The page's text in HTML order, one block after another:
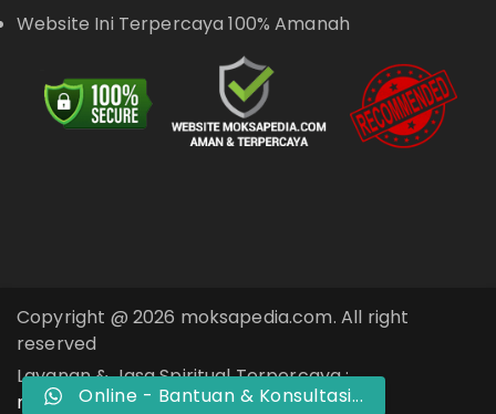
Website Ini Terpercaya 100% Amanah
Copyright @ 2026 moksapedia.com. All right
reserved
Layanan & Jasa Spiritual Terpercaya :
moksapedia.com
Online - Bantuan & Konsultasi...